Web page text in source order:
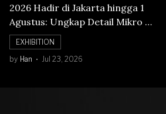
2026 Hadir di Jakarta hingga 1
Agustus: Ungkap Detail Mikro di
Balik Seni Watchmaking
EXHIBITION
by Han Jul 23, 2026